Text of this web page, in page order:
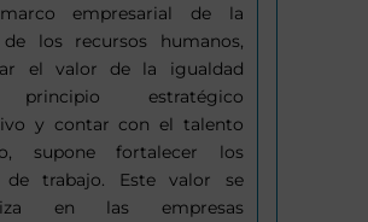
empresarial de la
los recursos humanos,
el valor de la igualdad
estratégico
y contar con el talento
supone fortalecer los
de trabajo. Este valor se
en las empresas